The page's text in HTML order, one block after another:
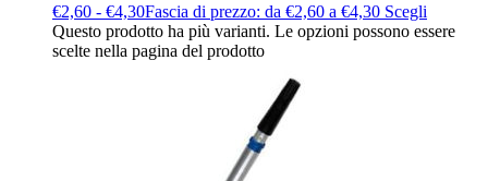
€2,60 - €4,30Fascia di prezzo: da €2,60 a €4,30 Scegli
Questo prodotto ha più varianti. Le opzioni possono essere
scelte nella pagina del prodotto